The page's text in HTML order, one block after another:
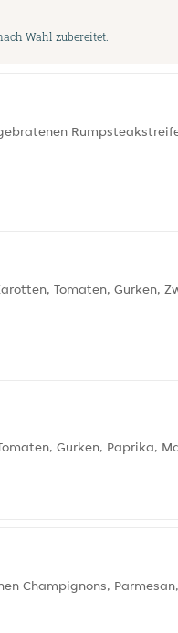
Wahl zubereitet.
Tomaten, Gurken,
Gurken, Paprika,
Champignons,